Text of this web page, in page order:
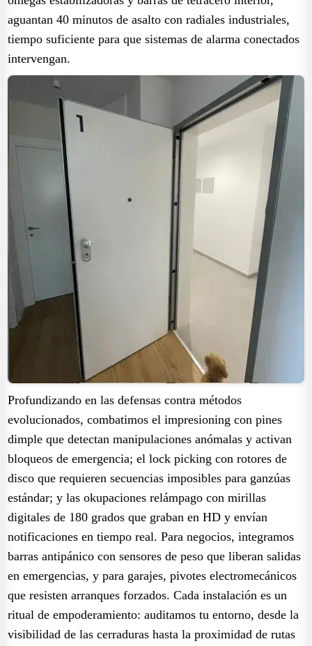
aguantan 40 minutos de asalto con radiales industriales,
tiempo suficiente para que sistemas de alarma conectados
intervengan.
Profundizando en las defensas contra métodos
evolucionados, combatimos el impresioning con pines
dimple que detectan manipulaciones anómalas y activan
bloqueos de emergencia; el lock picking con rotores de
disco que requieren secuencias imposibles para ganzúas
estándar; y las okupaciones relámpago con mirillas
digitales de 180 grados que graban en HD y envían
notificaciones en tiempo real. Para negocios, integramos
barras antipánico con sensores de peso que liberan salidas
en emergencias, y para garajes, pivotes electromecánicos
que resisten arranques forzados. Cada instalación es un
ritual de empoderamiento: auditamos tu entorno, desde la
visibilidad de las cerraduras hasta la proximidad de rutas